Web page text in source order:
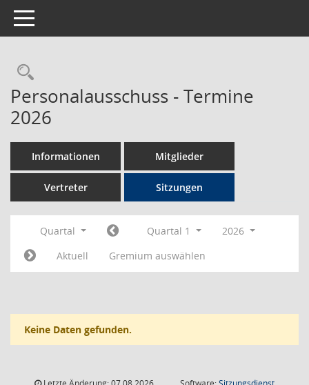
Toggle navigation
Rechercheauswahl
Personalausschuss - Termine
2026
Informationen Mitglieder
Vertreter Sitzungen
Quartal Quartal 1
2026
Aktuell
Gremium auswählen
Keine Daten gefunden.